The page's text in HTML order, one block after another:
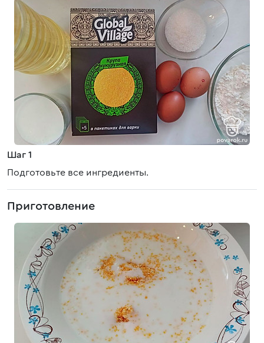
Шаг 1
Подготовьте все ингредиенты.
Приготовление